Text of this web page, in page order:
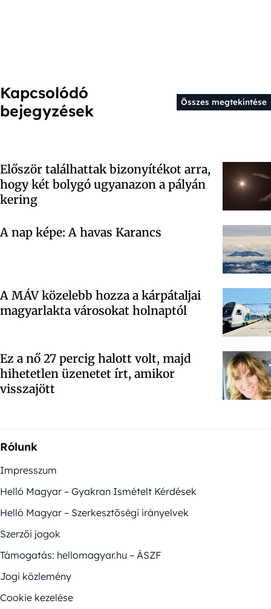
Kapcsolódó
bejegyzések
Összes megtekintése
Először találhattak bizonyítékot arra,
hogy két bolygó ugyanazon a pályán
kering
A nap képe: A havas Karancs
A MÁV közelebb hozza a kárpátaljai
magyarlakta városokat holnaptól
Ez a nő 27 percig halott volt, majd
hihetetlen üzenetet írt, amikor
visszajött
Rólunk
Impresszum
Helló Magyar – Gyakran Ismételt Kérdések
Helló Magyar – Szerkesztőségi irányelvek
Szerzői jogok
Támogatás: hellomagyar.hu – ÁSZF
Jogi közlemény
Cookie kezelése